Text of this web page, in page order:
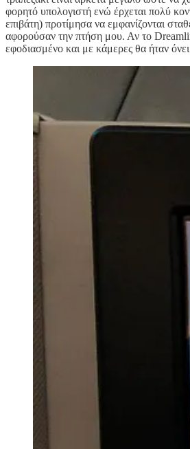
φορητό υπολογιστή ενώ έρχεται πολύ
επιβάτη) προτίμησα να εμφανίζονται
αφορούσαν την πτήση μου. Αν το
εφοδιασμένο και με κάμερες θα ήταν